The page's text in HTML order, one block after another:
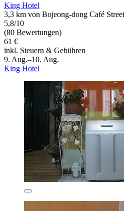
King Hotel
3,3 km von Bojeong-dong Café
5,8/10
(80 Bewertungen)
61 €
inkl. Steuern & Gebühren
9. Aug.–10. Aug.
King Hotel